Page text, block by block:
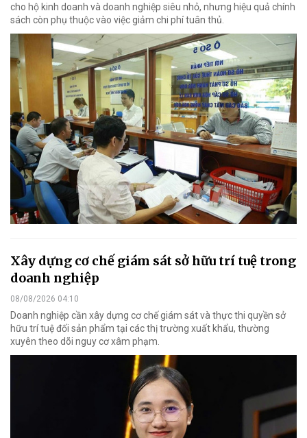
cho hộ kinh doanh và doanh nghiệp siêu nhỏ, nhưng hiệu quả chính
sách còn phụ thuộc vào việc giảm chi phí tuân thủ.
Xây dựng cơ chế giám sát sở hữu trí tuệ trong
doanh nghiệp
08/08/2026 04:10
Doanh nghiệp cần xây dựng cơ chế giám sát và thực thi quyền sở
hữu trí tuệ đối sản phẩm tại các thị trường xuất khẩu, thường
xuyên theo dõi nguy cơ xâm phạm.